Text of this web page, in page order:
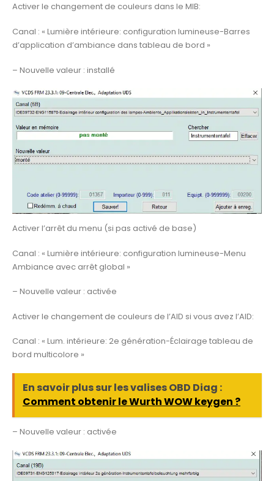
Activer le changement de couleurs dans le MIB:
Canal : « Lumière intérieure: configuration lumineuse-Barres
d’application d’ambiance dans tableau de bord »
– Nouvelle valeur : installé
Activer l’arrêt du menu (si pas activé de base)
Canal : « Lumière intérieure: configuration lumineuse-Menu
Ambiance avec arrêt global »
– Nouvelle valeur : activée
Activer le changement de couleurs de l’AID si vous avez l’AID:
Canal : « Lum. intérieure: 2e génération-Éclairage tableau de
bord multicolore »
En savoir plus sur les valises OBD Diag :
Comment obtenir le Wurth WOW keygen ?
– Nouvelle valeur : activée